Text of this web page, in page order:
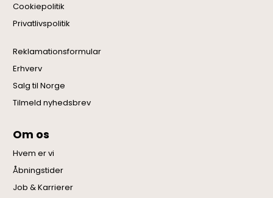
Cookiepolitik
Privatlivspolitik
Reklamationsformular
Erhverv
Salg til Norge
Tilmeld nyhedsbrev
Om os
Hvem er vi
Åbningstider
Job & Karrierer